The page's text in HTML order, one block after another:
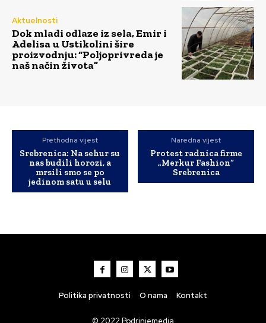
Aktuelnosti
Dok mladi odlaze iz sela, Emir i
Adelisa u Ustikolini šire
proizvodnju: “Poljoprivreda je
naš način života”
Prethodna vijest
Srebrenica: Na sehur su
nas budili horozi, a
mrsili smo se po
jedinom satu u selu
Naredna vijest
Protest radnica firme
„Merkur Fashion“
Srebrenica
Politika privatnosti O nama Kontakt